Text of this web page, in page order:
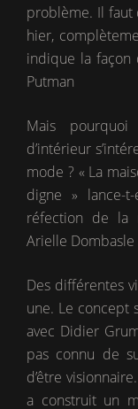
problème. Il faut
hier,
indique la façon
Putman
Mais
d’intérieur
mode ? « La
digne » lance-
réfection de la
Arielle Dombasle
Des différentes
une. Le concept
avec Didier
pas connu de
d’être
a construit un